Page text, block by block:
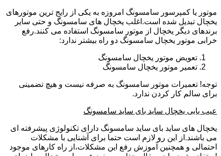
موتور یا کمپرسور سامسونگ امروزه به یکی از رایج ترین موتورهای
یخچال تبدیل شده است.اغلب یخچال های سامسونگ و حتی سایر
برندهای دیگر یخچال از موتور سامسونگ استفاده می کنند.رفع
خرابی موتور یخچال سامسونگ دو راه بیشتر ندارد:
تعویض موتور یخچال سامسونگ
تعمیر موتور یخچال سامسونگ
توجه! تعمیرات موتور سامسونگ به صرفه نیست و هیچ تضمینی
برای سالم کار کردن ندارد.
عیب یابی یخچال ساید بای ساید سامسونگ
یخچال های ساید بای ساید سامسونگ دارای تکنولوژی پیشرفته ای
می باشند.از این رو لازم است حتما برای آشنایی با مشکلات
احتمالی و همچنین آموزش رفع این مشکلات،از راه کارهای موجود